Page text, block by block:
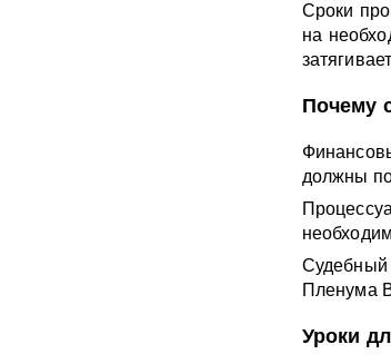
Сроки
на
Почему
должны
Судебный
Пленума
Уроки